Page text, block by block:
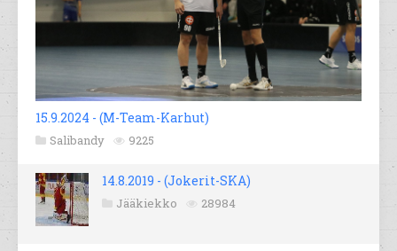
15.9.2024 - (M-Team-Karhut)
Salibandy 9225
14.8.2019 - (Jokerit-SKA)
Jääkiekko 28984